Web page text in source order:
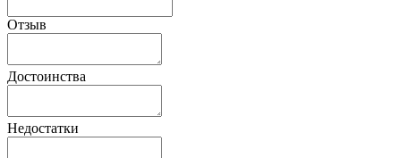
Отзыв
Достоинства
Недостатки